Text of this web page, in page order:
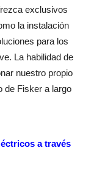
exclusivos
la instalación
para los
La habilidad de
nuestro propio
de Fisker a largo
a través